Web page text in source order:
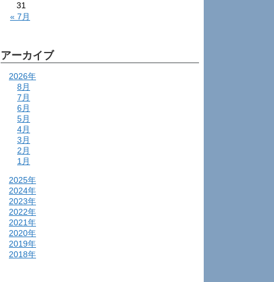
31
« 7月
アーカイブ
2026年
8月
7月
6月
5月
4月
3月
2月
1月
2025年
2024年
2023年
2022年
2021年
2020年
2019年
2018年